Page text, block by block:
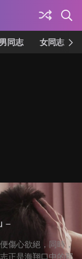
男同志 女同志
傷心欲絕，同時，
正是海翔口中的那